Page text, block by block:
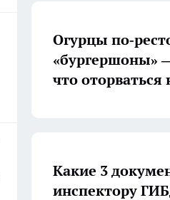
Огурцы
«бургершоны»
что
Какие 3
инспектору